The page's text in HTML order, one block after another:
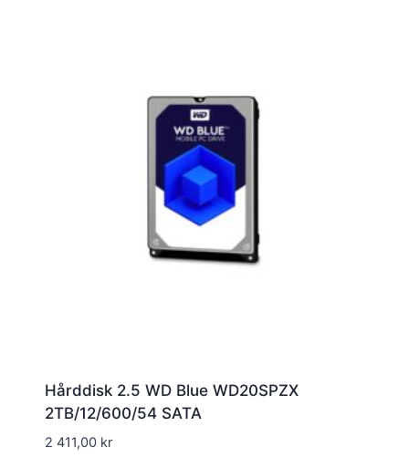
Hårddisk 2.5 WD Blue WD20SPZX
2TB/12/600/54 SATA
2 411,00 kr